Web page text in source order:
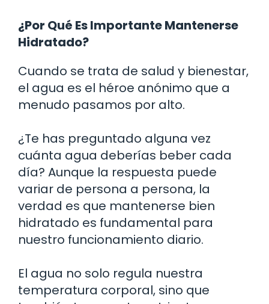
¿Por Qué Es Importante Mantenerse
Hidratado?
Cuando se trata de salud y bienestar,
el agua es el héroe anónimo que a
menudo pasamos por alto.
¿Te has preguntado alguna vez
cuánta agua deberías beber cada
día? Aunque la respuesta puede
variar de persona a persona, la
verdad es que mantenerse bien
hidratado es fundamental para
nuestro funcionamiento diario.
El agua no solo regula nuestra
temperatura corporal, sino que